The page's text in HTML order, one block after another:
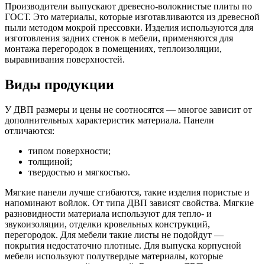
Производители выпускают древесно-волокнистые плиты по
ГОСТ. Это материалы, которые изготавливаются из древесной
пыли методом мокрой прессовки. Изделия используются для
изготовления задних стенок в мебели, применяются для
монтажа перегородок в помещениях, теплоизоляции,
выравнивания поверхностей.
Виды продукции
У ДВП размеры и цены не соотносятся — многое зависит от
дополнительных характеристик материала. Панели
отличаются:
типом поверхности;
толщиной;
твердостью и мягкостью.
Мягкие панели лучше сгибаются, такие изделия пористые и
напоминают войлок. От типа ДВП зависят свойства. Мягкие
разновидности материала используют для тепло- и
звукоизоляции, отделки кровельных конструкций,
перегородок. Для мебели такие листы не подойдут —
покрытия недостаточно плотные. Для выпуска корпусной
мебели используют полутвердые материалы, которые